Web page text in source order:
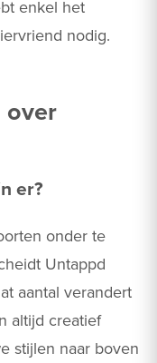
enkel het
nodig.
over
er?
onder te
Untappd
aantal verandert
altijd creatief
stijlen naar boven